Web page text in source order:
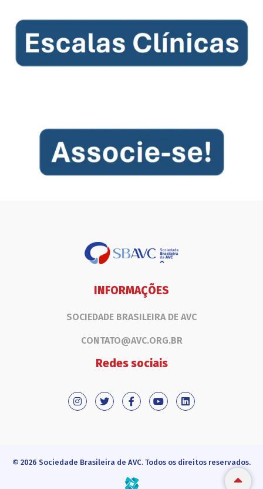
INFORMAÇÕES
SOCIEDADE BRASILEIRA DE AVC
CONTATO@AVC.ORG.BR
Redes sociais
© 2026 Sociedade Brasileira de AVC. Todos os direitos reservados.